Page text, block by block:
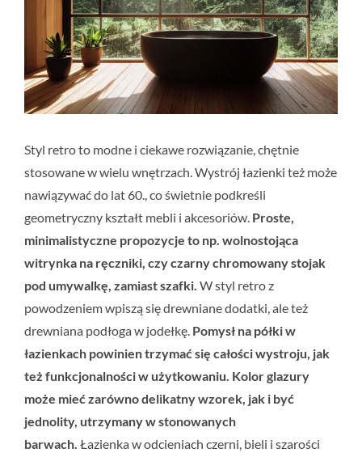
Styl retro to modne i ciekawe rozwiązanie, chętnie
stosowane w wielu wnętrzach. Wystrój łazienki też może
nawiązywać do lat 60., co świetnie podkreśli
geometryczny kształt mebli i akcesoriów. Proste,
minimalistyczne propozycje to np. wolnostojąca
witrynka na ręczniki, czy czarny chromowany stojak
pod umywalkę, zamiast szafki. W styl retro z
powodzeniem wpiszą się drewniane dodatki, ale też
drewniana podłoga w jodełkę. Pomysł na półki w
łazienkach powinien trzymać się całości wystroju, jak
też funkcjonalności w użytkowaniu. Kolor glazury
może mieć zarówno delikatny wzorek, jak i być
jednolity, utrzymany w stonowanych
barwach. Łazienka w odcieniach czerni, bieli i szarości